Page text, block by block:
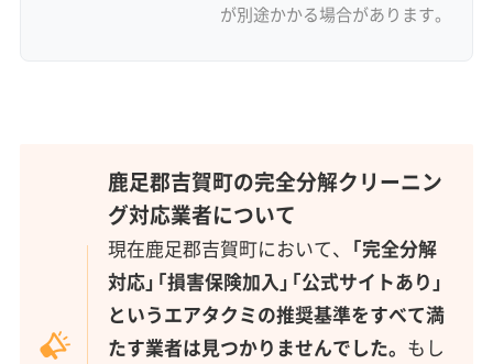
が別途かかる場合があります。
鹿足郡吉賀町の完全分解クリーニン
グ対応業者について
現在鹿足郡吉賀町において、 「完全分解
対応」「損害保険加入」「公式サイトあり」
というエアタクミの推奨基準をすべて満
たす業者は見つかりませんでした。 もし